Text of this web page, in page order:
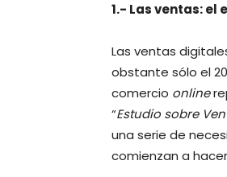
1.- Las ventas:
Las ventas
obstante sólo el
comercio online
“Estudio sobre
una serie de
comienzan a